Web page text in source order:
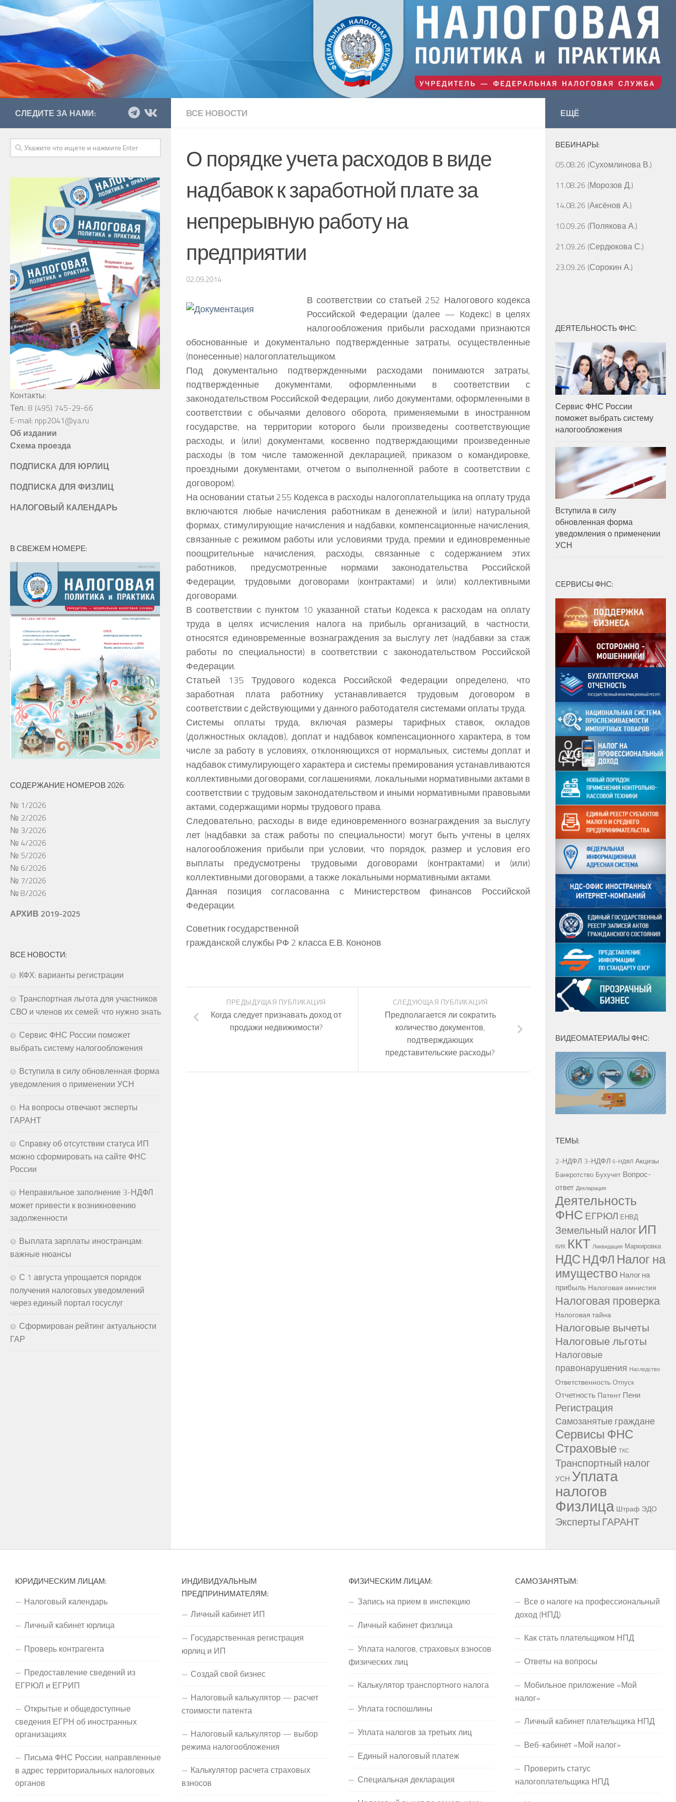
ВСЕ НОВОСТИ
О порядке учета расходов в виде
надбавок к заработной плате за
непрерывную работу на
предприятии
02.09.2014
В соответствии со статьей 252 Налогового кодекса
Российской Федерации (далее — Кодекс) в целях
налогообложения прибыли расходами признаются
обоснованные и документально подтвержденные затраты, осуществленные
(понесенные) налогоплательщиком.
Под документально подтвержденными расходами понимаются затраты,
подтвержденные документами, оформленными в соответствии с
законодательством Российской Федерации, либо документами, оформленными в
соответствии с обычаями делового оборота, применяемыми в иностранном
государстве, на территории которого были произведены соответствующие
расходы, и (или) документами, косвенно подтверждающими произведенные
расходы (в том числе таможенной декларацией, приказом о командировке,
проездными документами, отчетом о выполненной работе в соответствии с
договором).
На основании статьи 255 Кодекса в расходы налогоплательщика на оплату труда
включаются любые начисления работникам в денежной и (или) натуральной
формах, стимулирующие начисления и надбавки, компенсационные начисления,
связанные с режимом работы или условиями труда, премии и единовременные
поощрительные начисления, расходы, связанные с содержанием этих
работников, предусмотренные нормами законодательства Российской
Федерации, трудовыми договорами (контрактами) и (или) коллективными
договорами.
В соответствии с пунктом 10 указанной статьи Кодекса к расходам на оплату
труда в целях исчисления налога на прибыль организаций, в частности,
относятся единовременные вознаграждения за выслугу лет (надбавки за стаж
работы по специальности) в соответствии с законодательством Российской
Федерации.
Статьей 135 Трудового кодекса Российской Федерации определено, что
заработная плата работнику устанавливается трудовым договором в
соответствии с действующими у данного работодателя системами оплаты труда.
Системы оплаты труда, включая размеры тарифных ставок, окладов
(должностных окладов), доплат и надбавок компенсационного характера, в том
числе за работу в условиях, отклоняющихся от нормальных, системы доплат и
надбавок стимулирующего характера и системы премирования устанавливаются
коллективными договорами, соглашениями, локальными нормативными актами в
соответствии с трудовым законодательством и иными нормативными правовыми
актами, содержащими нормы трудового права.
Следовательно, расходы в виде единовременного вознаграждения за выслугу
лет (надбавки за стаж работы по специальности) могут быть учтены в целях
налогообложения прибыли при условии, что порядок, размер и условия его
выплаты предусмотрены трудовыми договорами (контрактами) и (или)
коллективными договорами, а также локальными нормативными актами.
Данная позиция согласованна с Министерством финансов Российской
Федерации.
Советник государственной
гражданской службы РФ 2 класса Е.В. Кононов
СЛЕДУЮЩАЯ ПУБЛИКАЦИЯ
Предполагается ли сократить
количество документов,
подтверждающих
представительские расходы?
ПРЕДЫДУЩАЯ ПУБЛИКАЦИЯ
Когда следует признавать доход от
продажи недвижимости?
СЛЕДИТЕ ЗА НАМИ:
Контакты:
Тел.: 8 (495) 745-29-66
E-mail: npp2041@ya.ru
Об издании
Схема проезда
ПОДПИСКА ДЛЯ ЮРЛИЦ
ПОДПИСКА ДЛЯ ФИЗЛИЦ
НАЛОГОВЫЙ КАЛЕНДАРЬ
В СВЕЖЕМ НОМЕРЕ:
СОДЕРЖАНИЕ НОМЕРОВ 2026:
№ 1/2026
№ 2/2026
№ 3/2026
№ 4/2026
№ 5/2026
№ 6/2026
№ 7/2026
№ 8/2026
АРХИВ 2019-2025
ВСЕ НОВОСТИ:
КФХ: варианты регистрации
Транспортная льгота для участников
СВО и членов их семей: что нужно знать
Сервис ФНС России поможет
выбрать систему налогообложения
Вступила в силу обновленная форма
уведомления о применении УСН
На вопросы отвечают эксперты
ГАРАНТ
Справку об отсутствии статуса ИП
можно сформировать на сайте ФНС
России
Неправильное заполнение 3-НДФЛ
может привести к возникновению
задолженности
Выплата зарплаты иностранцам:
важные нюансы
С 1 августа упрощается порядок
получения налоговых уведомлений
через единый портал госуслуг
Сформирован рейтинг актуальности
ГАР
ЕЩЁ
ВЕБИНАРЫ:
05.08.26 (Сухомлинова В.)
11.08.26 (Морозов Д.)
14.08.26 (Аксёнов А.)
10.09.26 (Полякова А.)
21.09.26 (Сердюкова С.)
23.09.26 (Сорокин А.)
ДЕЯТЕЛЬНОСТЬ ФНС:
Сервис ФНС России
поможет выбрать систему
налогообложения
Вступила в силу
обновленная форма
уведомления о применении
УСН
СЕРВИСЫ ФНС:
ВИДЕОМАТЕРИАЛЫ ФНС:
ТЕМЫ:
2-НДФЛ 3-НДФЛ 6-НДФЛ Акцизы
Банкротство Бухучет Вопрос-
ответ Декларация
Деятельность
ФНС ЕГРЮЛ ЕНВД
Земельный налог ИП
КИК ККТ Ликвидация Маркировка
НДС НДФЛ Налог на
имущество Налог на
прибыль Налоговая амнистия
Налоговая проверка
Налоговая тайна
Налоговые вычеты
Налоговые льготы
Налоговые
правонарушения Наследство
Ответственность Отпуск
Отчетность Патент Пени
Регистрация
Самозанятые граждане
Сервисы ФНС
Страховые ТКС
Транспортный налог
УСН Уплата
налогов
Физлица Штраф ЭДО
Эксперты ГАРАНТ
ЮРИДИЧЕСКИМ ЛИЦАМ:
Налоговый календарь
Личный кабинет юрлица
Проверь контрагента
Предоставление сведений из
ЕГРЮЛ и ЕГРИП
Открытые и общедоступные
сведения ЕГРН об иностранных
организациях
Письма ФНС России, направленные
в адрес территориальных налоговых
органов
ИНДИВИДУАЛЬНЫМ
ПРЕДПРИНИМАТЕЛЯМ:
Личный кабинет ИП
Государственная регистрация
юрлиц и ИП
Создай свой бизнес
Налоговый калькулятор — расчет
стоимости патента
Налоговый калькулятор — выбор
режима налогообложения
Калькулятор расчета страховых
взносов
ФИЗИЧЕСКИМ ЛИЦАМ:
Запись на прием в инспекцию
Личный кабинет физлица
Уплата налогов, страховых взносов
физических лиц
Калькулятор транспортного налога
Уплата госпошлины
Уплата налогов за третьих лиц
Единый налоговый платеж
Специальная декларация
САМОЗАНЯТЫМ:
Все о налоге на профессиональный
доход (НПД)
Как стать плательщиком НПД
Ответы на вопросы
Мобильное приложение «Мой
налог»
Личный кабинет плательщика НПД
Веб-кабинет «Мой налог»
Проверить статус
налогоплательщика НПД